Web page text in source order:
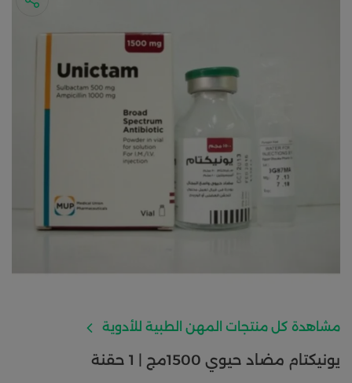
مشاهدة كل منتجات المهن الطبية للأدوية
يونيكتام مضاد حيوي 1500مج | 1 حقنة